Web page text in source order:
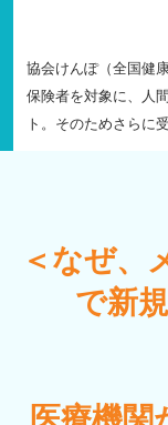
協会けんぽ（全国健
保険者を対象に、人
ト。そのためさらに
＜なぜ、
で新